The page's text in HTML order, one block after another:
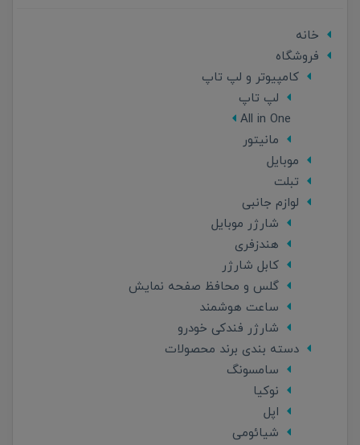
خانه
فروشگاه
کامپیوتر و لپ تاپ
لپ تاپ
All in One
مانیتور
موبایل
تبلت
لوازم جانبی
شارژر موبایل
هندزفری
کابل شارژر
گلس و محافظ صفحه نمایش
ساعت هوشمند
شارژر فندکی خودرو
دسته بندی برند محصولات
سامسونگ
نوکیا
اپل
شیائومی